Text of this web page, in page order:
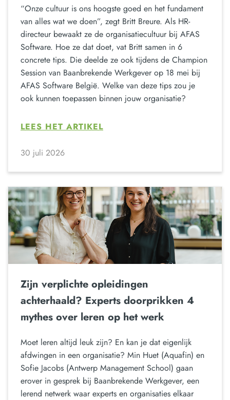
“Onze cultuur is ons hoogste goed en het fundament
van alles wat we doen”, zegt Britt Breure. Als HR-
directeur bewaakt ze de organisatiecultuur bij AFAS
Software. Hoe ze dat doet, vat Britt samen in 6
concrete tips. Die deelde ze ook tijdens de Champion
Session van Baanbrekende Werkgever op 18 mei bij
AFAS Software België. Welke van deze tips zou je
ook kunnen toepassen binnen jouw organisatie?
LEES HET ARTIKEL
30 juli 2026
Zijn verplichte opleidingen
achterhaald? Experts doorprikken 4
mythes over leren op het werk
Moet leren altijd leuk zijn? En kan je dat eigenlijk
afdwingen in een organisatie? Min Huet (Aquafin) en
Sofie Jacobs (Antwerp Management School) gaan
erover in gesprek bij Baanbrekende Werkgever, een
lerend netwerk waar experts en organisaties elkaar